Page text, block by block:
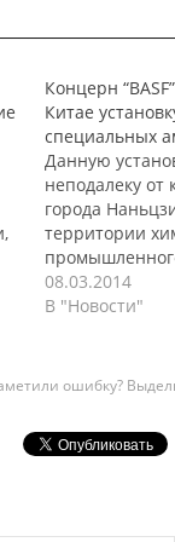
Концерн
Китае
специальных
Данную
неподалеку от
города
территории
Планируется,
запустят в
различные
входящие в
специальных
как
08.03.2014
В "Новости"
ошибку?